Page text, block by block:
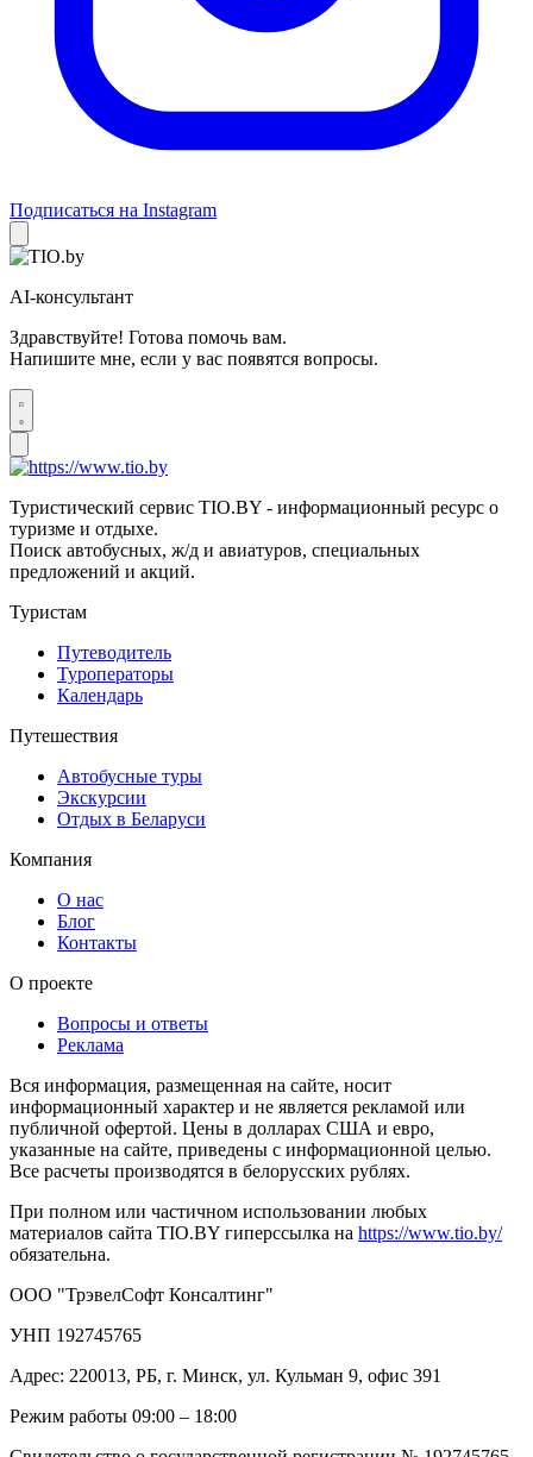
Подписаться на Instagram
AI-консультант
Здравствуйте! Готова помочь вам.
Напишите мне, если у вас появятся вопросы.
Туристический сервис TIO.BY - информационный ресурс о
туризме и отдыхе.
Поиск автобусных, ж/д и авиатуров, специальных
предложений и акций.
Туристам
Путеводитель
Туроператоры
Календарь
Путешествия
Автобусные туры
Экскурсии
Отдых в Беларуси
Компания
О нас
Блог
Контакты
О проекте
Вопросы и ответы
Реклама
Вся информация, размещенная на сайте, носит
информационный характер и не является рекламой или
публичной офертой. Цены в долларах США и евро,
указанные на сайте, приведены с информационной целью.
Все расчеты производятся в белорусских рублях.
При полном или частичном использовании любых
материалов сайта TIO.BY гиперссылка на https://www.tio.by/
обязательна.
ООО "ТрэвелСофт Консалтинг"
УНП 192745765
Адрес: 220013, РБ, г. Минск, ул. Кульман 9, офис 391
Режим работы 09:00 – 18:00